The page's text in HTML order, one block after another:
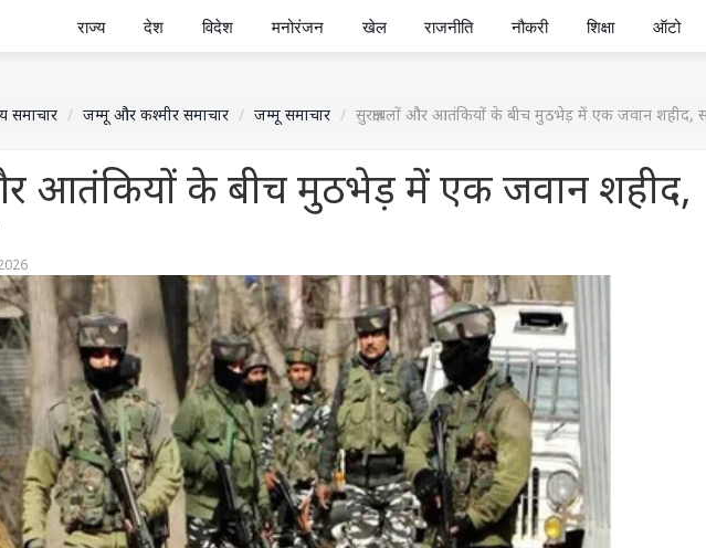
राज्य देश विदेश मनोरंजन खेल राजनीति नौकरी शिक्षा ऑटो
समाचार जम्मू और कश्मीर समाचार जम्मू समाचार सुरक्षाबलों और आतंकियों के बीच मुठभेड़ में एक जवान शहीद,
और आतंकियों के बीच मुठभेड़ में एक जवान शहीद,